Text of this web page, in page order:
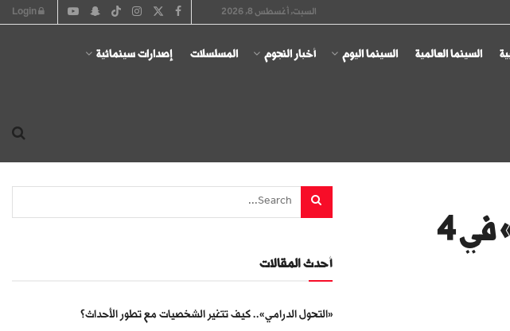
السبت, أغسطس 8, 2026
السينما العالمية السينما اليوم أخبار النجوم المسلسلات إصدارات سينمائية
82 مليون مشترك شاهدوا مسلسل «بريدجرتون» في 4
أحدث المقالات
«التحول الدرامي».. كيف تتغير الشخصيات مع تطور الأحداث؟